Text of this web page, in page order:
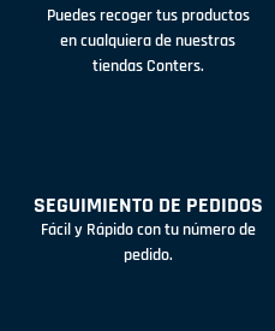
Puedes recoger tus productos
en cualquiera de nuestras
tiendas Conters.
SEGUIMIENTO DE PEDIDOS
Fácil y Rápido con tu número de
pedido.